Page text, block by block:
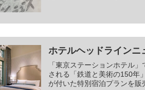
ホテルヘッドラインニ
「東京ステーションホテル
される「鉄道と美術の150年
が付いた特別宿泊プランを販